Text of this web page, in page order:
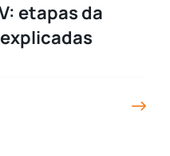
etapas da